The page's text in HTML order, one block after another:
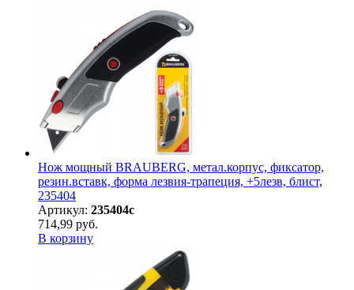
Нож мощный BRAUBERG, метал.корпус, фиксатор,
резин.вставк, форма лезвия-трапеция, +5лезв, блист,
235404
Артикул: 235404с
714,99 руб.
В корзину